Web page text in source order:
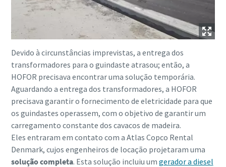
Devido à circunstâncias imprevistas, a entrega dos
transformadores para o guindaste atrasou; então, a
HOFOR precisava encontrar uma solução temporária.
Aguardando a entrega dos transformadores, a HOFOR
precisava garantir o fornecimento de eletricidade para que
os guindastes operassem, com o objetivo de garantir um
carregamento constante dos cavacos de madeira.
Eles entraram em contato com a Atlas Copco Rental
Denmark, cujos engenheiros de locação projetaram uma
solução completa. Esta solução incluiu um gerador a diesel